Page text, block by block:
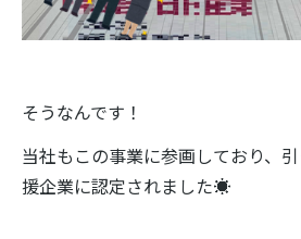
そうなんです！
当社もこの事業に参画しており、
援企業に認定されました☀